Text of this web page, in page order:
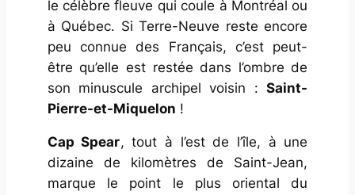
le célèbre fleuve qui coule à Montréal ou
à Québec. Si Terre-Neuve reste encore
peu connue des Français, c’est peut-
être qu’elle est restée dans l’ombre de
son minuscule archipel voisin :Saint-
Pierre-et-Miquelon !
Cap Spear, tout à l’est de l’île, à une
dizaine de kilomètres de Saint-Jean,
marque le point le plus oriental du